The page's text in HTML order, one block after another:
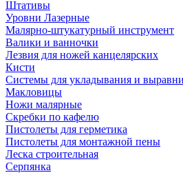
Штативы
Уровни Лазерные
Малярно-штукатурный инструмент
Валики и ванночки
Лезвия для ножей канцелярских
Кисти
Системы для укладывания и
Макловицы
Ножи малярные
Скребки по кафелю
Пистолеты для герметика
Пистолеты для монтажной пены
Леска строительная
Серпянка